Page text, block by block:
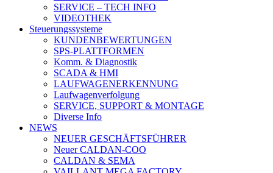
SERVICE – TECH INFO
VIDEOTHEK
Steuerungssysteme
KUNDENBEWERTUNGEN
SPS-PLATTFORMEN
Komm. & Diagnostik
SCADA & HMI
LAUFWAGENERKENNUNG
Laufwagenverfolgung
SERVICE, SUPPORT & MONTAGE
Diverse Info
NEWS
NEUER GESCHÄFTSFÜHRER
Neuer CALDAN-COO
CALDAN & SEMA